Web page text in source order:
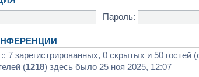
Пароль:
:: 7 зарегистрированных, 0 скрытых и 50
(1218) здесь было 25 ноя 2025, 12:07